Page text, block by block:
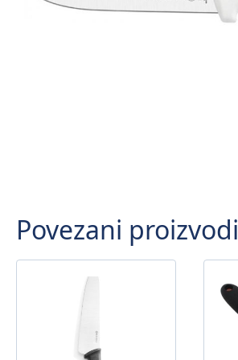
Povezani proizvodi